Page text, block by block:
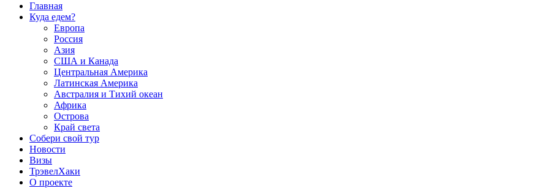
Главная
Куда едем?
Европа
Россия
Азия
США и Канада
Центральная Америка
Латинская Америка
Австралия и Тихий океан
Африка
Острова
Край света
Собери свой тур
Новости
Визы
ТрэвелХаки
О проекте